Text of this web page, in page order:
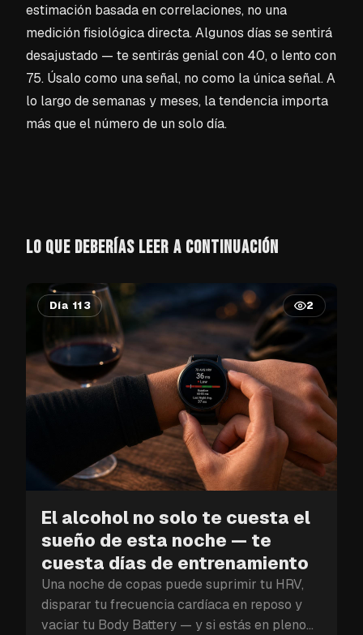
estimación basada en correlaciones, no una
medición fisiológica directa. Algunos días se sentirá
desajustado — te sentirás genial con 40, o lento con
75. Úsalo como una señal, no como la única señal. A
lo largo de semanas y meses, la tendencia importa
más que el número de un solo día.
LO QUE DEBERÍAS LEER A CONTINUACIÓN
Día 113 2
El alcohol no solo te cuesta el
sueño de esta noche — te
cuesta días de entrenamiento
Una noche de copas puede suprimir tu HRV,
disparar tu frecuencia cardíaca en reposo y
vaciar tu Body Battery — y si estás en pleno